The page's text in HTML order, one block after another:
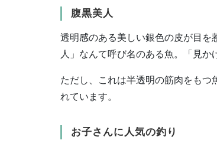
腹黒美人
透明感のある美しい銀色の皮が目を
人」なんて呼び名のある魚。「見か
ただし、これは半透明の筋肉をも
れています。
お子さんに人気の釣り